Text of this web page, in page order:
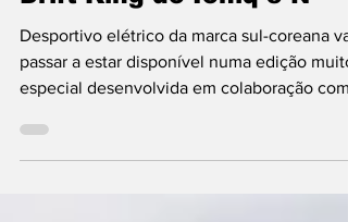
Hyundai anuncia edição
Drift King do Ioniq 5 N
Desportivo elétrico da marca sul-coreana vai
especial desenvolvida em colaboração com
ao...